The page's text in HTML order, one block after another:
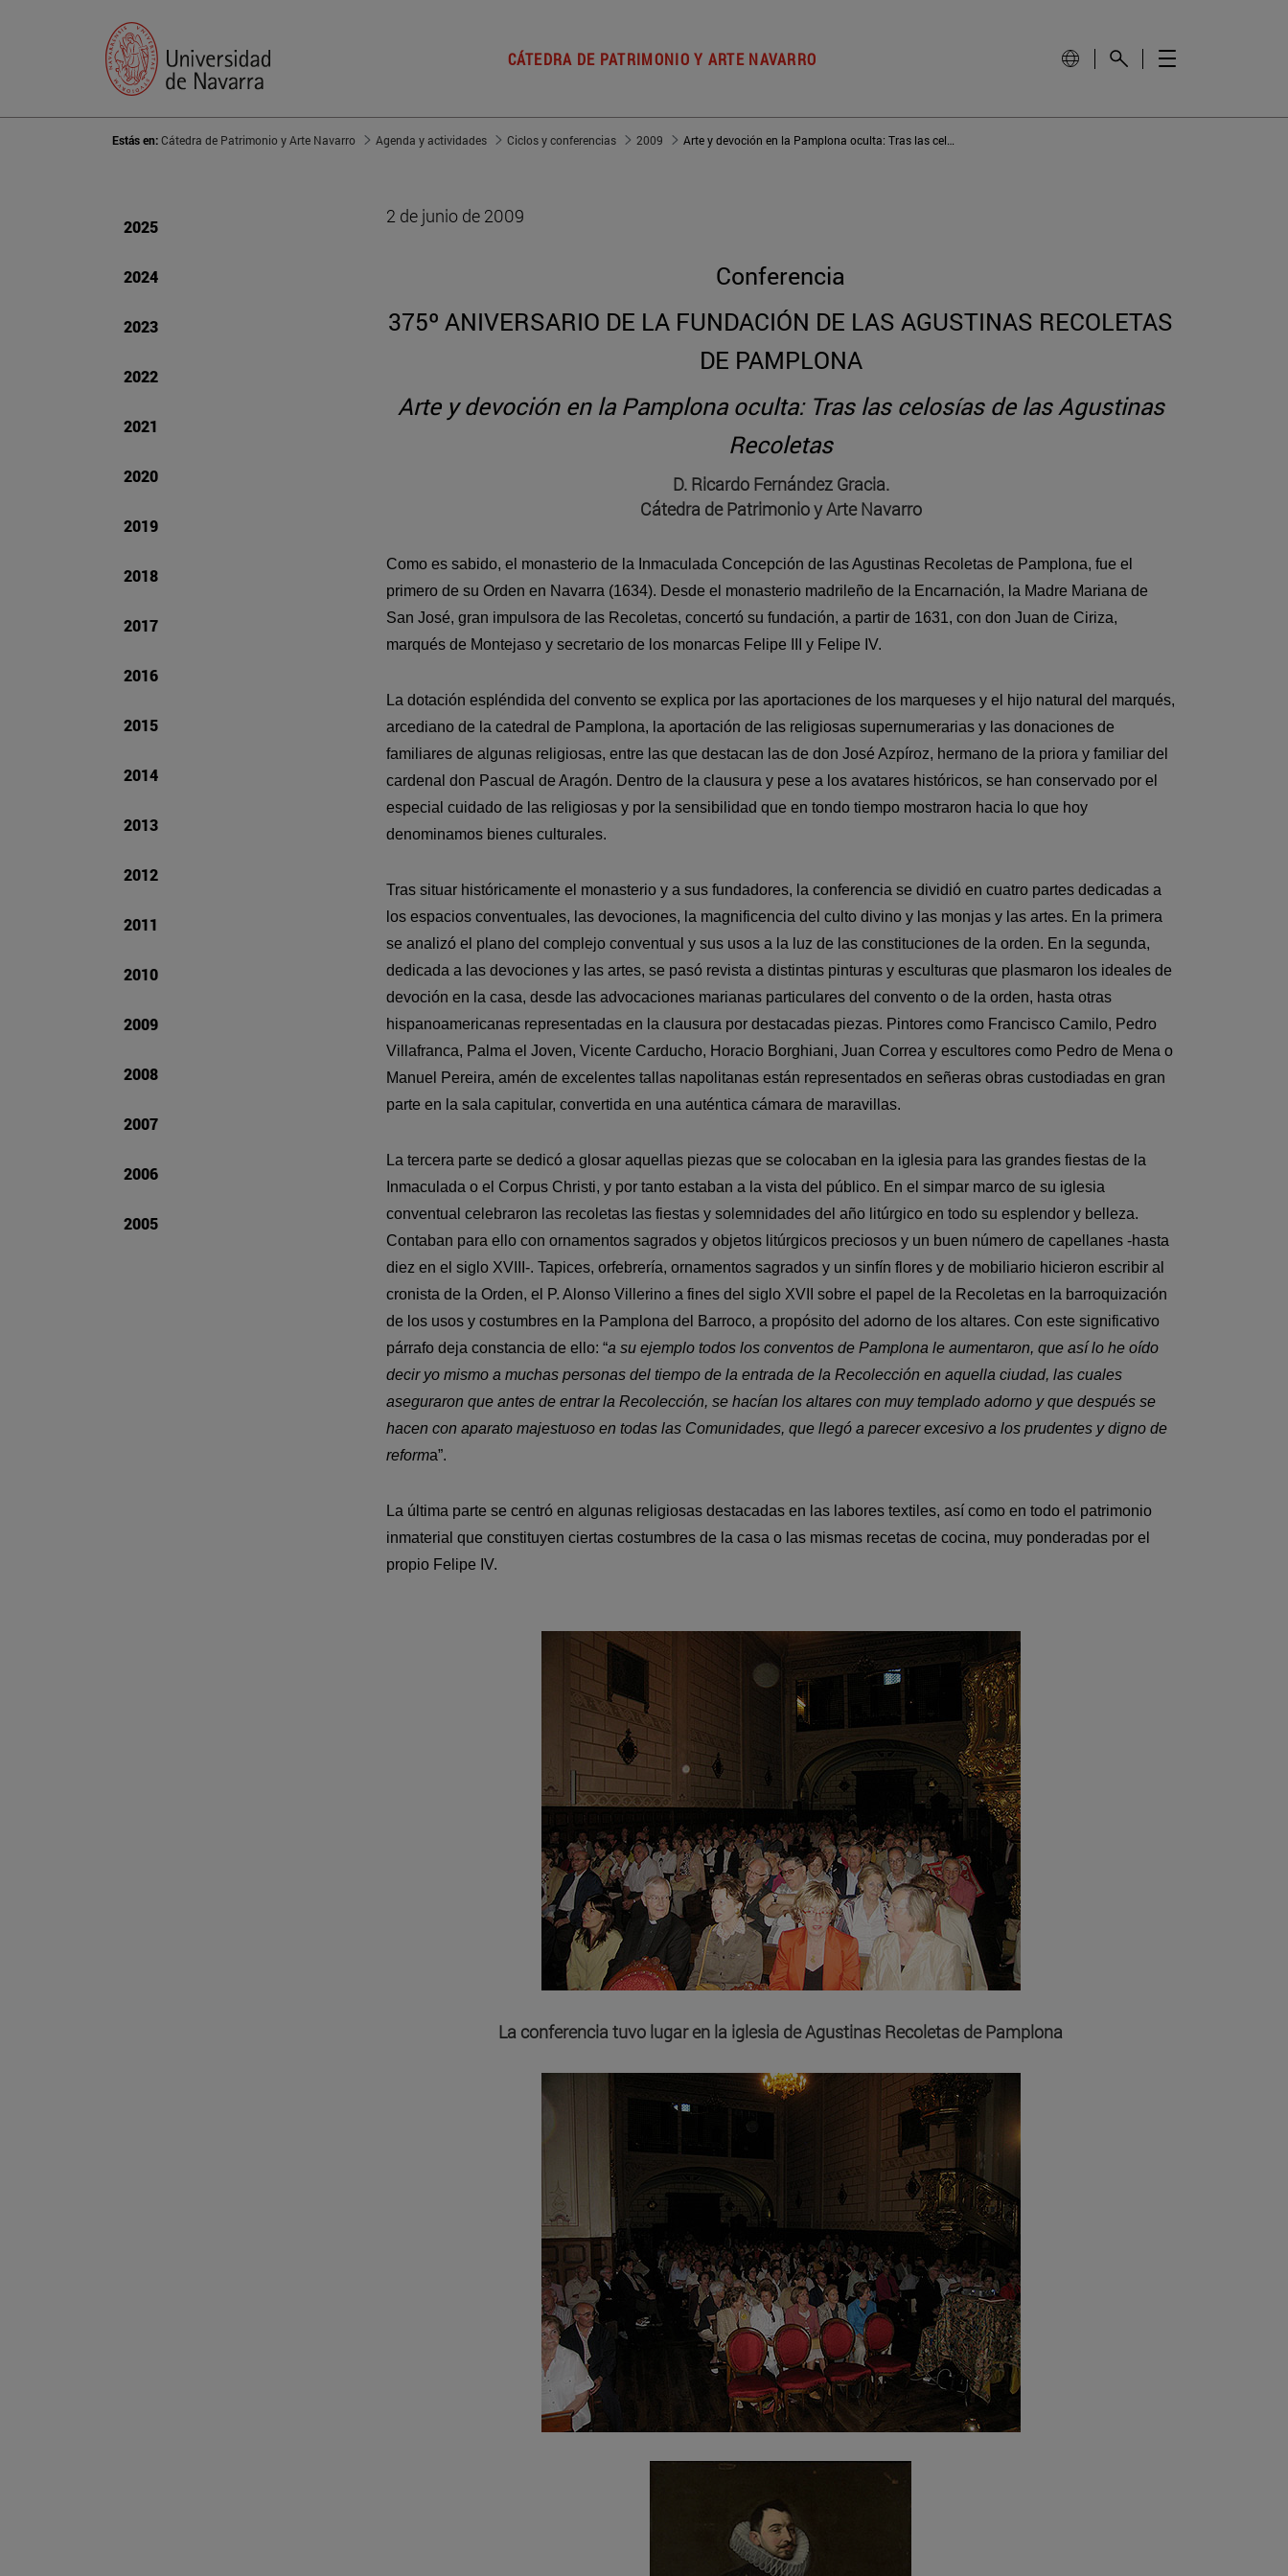
CÁTEDRA DE PATRIMONIO Y ARTE NAVARRO
Estás en:Cátedra de Patrimonio y Arte Navarro Agenda y actividades Ciclos y conferencias 2009 Arte y devoción en la Pamplona oculta: Tras las celosías de las Agustinas Recoletas
2025
2024
2023
2022
2021
2020
2019
2018
2017
2016
2015
2014
2013
2012
2011
2010
2009
2008
2007
2006
2005
2 de junio de 2009
Conferencia
375º ANIVERSARIO DE LA FUNDACIÓN DE LAS AGUSTINAS RECOLETAS
DE PAMPLONA
Arte y devoción en la Pamplona oculta: Tras las celosías de las Agustinas
Recoletas
D. Ricardo Fernández Gracia.
Cátedra de Patrimonio y Arte Navarro
Como es sabido, el monasterio de la Inmaculada Concepción de las Agustinas Recoletas de Pamplona, fue el
primero de su Orden en Navarra (1634). Desde el monasterio madrileño de la Encarnación, la Madre Mariana de
San José, gran impulsora de las Recoletas, concertó su fundación, a partir de 1631, con don Juan de Ciriza,
marqués de Montejaso y secretario de los monarcas Felipe III y Felipe IV.
La dotación espléndida del convento se explica por las aportaciones de los marqueses y el hijo natural del marqués,
arcediano de la catedral de Pamplona, la aportación de las religiosas supernumerarias y las donaciones de
familiares de algunas religiosas, entre las que destacan las de don José Azpíroz, hermano de la priora y familiar del
cardenal don Pascual de Aragón. Dentro de la clausura y pese a los avatares históricos, se han conservado por el
especial cuidado de las religiosas y por la sensibilidad que en tondo tiempo mostraron hacia lo que hoy
denominamos bienes culturales.
Tras situar históricamente el monasterio y a sus fundadores, la conferencia se dividió en cuatro partes dedicadas a
los espacios conventuales, las devociones, la magnificencia del culto divino y las monjas y las artes. En la primera
se analizó el plano del complejo conventual y sus usos a la luz de las constituciones de la orden. En la segunda,
dedicada a las devociones y las artes, se pasó revista a distintas pinturas y esculturas que plasmaron los ideales de
devoción en la casa, desde las advocaciones marianas particulares del convento o de la orden, hasta otras
hispanoamericanas representadas en la clausura por destacadas piezas. Pintores como Francisco Camilo, Pedro
Villafranca, Palma el Joven, Vicente Carducho, Horacio Borghiani, Juan Correa y escultores como Pedro de Mena o
Manuel Pereira, amén de excelentes tallas napolitanas están representados en señeras obras custodiadas en gran
parte en la sala capitular, convertida en una auténtica cámara de maravillas.
La tercera parte se dedicó a glosar aquellas piezas que se colocaban en la iglesia para las grandes fiestas de la
Inmaculada o el Corpus Christi, y por tanto estaban a la vista del público. En el simpar marco de su iglesia
conventual celebraron las recoletas las fiestas y solemnidades del año litúrgico en todo su esplendor y belleza.
Contaban para ello con ornamentos sagrados y objetos litúrgicos preciosos y un buen número de capellanes -hasta
diez en el siglo XVIII-. Tapices, orfebrería, ornamentos sagrados y un sinfín flores y de mobiliario hicieron escribir al
cronista de la Orden, el P. Alonso Villerino a fines del siglo XVII sobre el papel de la Recoletas en la barroquización
de los usos y costumbres en la Pamplona del Barroco, a propósito del adorno de los altares. Con este significativo
párrafo deja constancia de ello: “a su ejemplo todos los conventos de Pamplona le aumentaron, que así lo he oído
decir yo mismo a muchas personas del tiempo de la entrada de la Recolección en aquella ciudad, las cuales
aseguraron que antes de entrar la Recolección, se hacían los altares con muy templado adorno y que después se
hacen con aparato majestuoso en todas las Comunidades, que llegó a parecer excesivo a los prudentes y digno de
reforma”.
La última parte se centró en algunas religiosas destacadas en las labores textiles, así como en todo el patrimonio
inmaterial que constituyen ciertas costumbres de la casa o las mismas recetas de cocina, muy ponderadas por el
propio Felipe IV.
La conferencia tuvo lugar en la iglesia de Agustinas Recoletas de Pamplona